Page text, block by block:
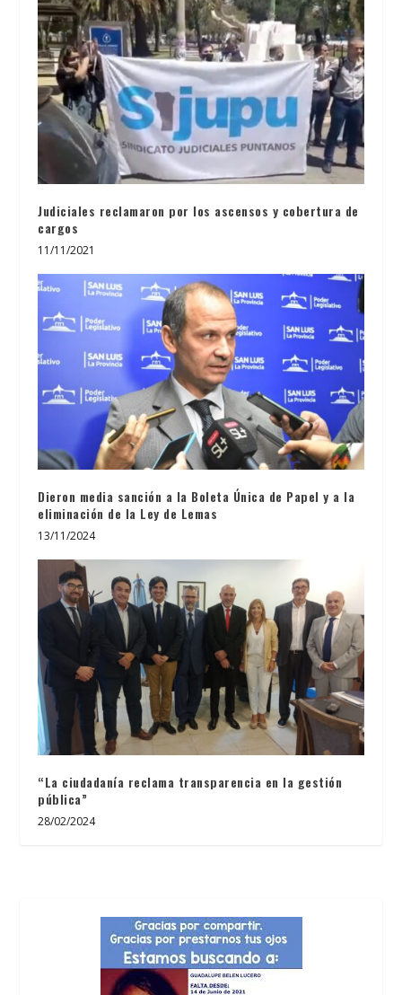
Judiciales reclamaron por los ascensos y cobertura de
cargos
11/11/2021
Dieron media sanción a la Boleta Única de Papel y a la
eliminación de la Ley de Lemas
13/11/2024
“La ciudadanía reclama transparencia en la gestión
pública”
28/02/2024